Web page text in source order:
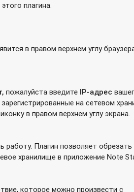
плагина.
в правом верхнем углу
, пожалуйста введите IP-адрес
зарегистрированные на сетевом
в правом верхнем углу экрана.
Плагин позволяет обрезать
хранилище в приложение Note
которое можно произвести с